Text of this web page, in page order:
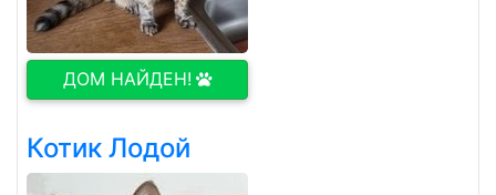
ДОМ НАЙДЕН!
Котик Лодой